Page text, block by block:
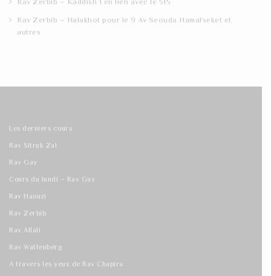
Rav Zerbib – Halakhot pour le 9 Av Seouda Hamafseket et
autres
Les derniers cours
Rav Sitruk Zal
Rav Gay
Cours du lundi – Rav Gay
Rav Haouzi
Rav Zerbib
Rav Allali
Rav Wattenberg
A travers les yeux de Rav Chapira